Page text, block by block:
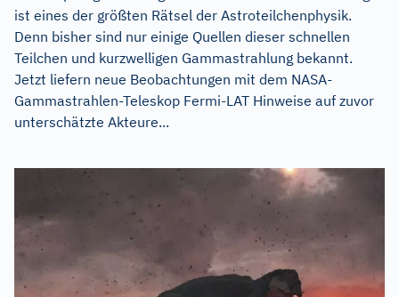
ist eines der größten Rätsel der Astroteilchenphysik.
Denn bisher sind nur einige Quellen dieser schnellen
Teilchen und kurzwelligen Gammastrahlung bekannt.
Jetzt liefern neue Beobachtungen mit dem NASA-
Gammastrahlen-Teleskop Fermi-LAT Hinweise auf zuvor
unterschätzte Akteure...